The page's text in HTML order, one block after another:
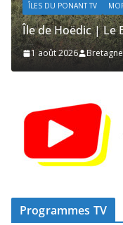
TOURISME
Fort
Programmes TV